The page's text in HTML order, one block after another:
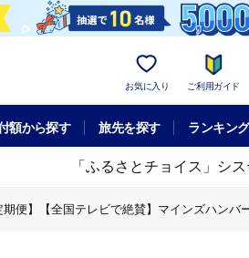
お気に入り ご利用ガイド
額から探す 旅先を探す ランキング
「ふるさとチョイス」シ
期便】【全国テレビで絶賛】マインズハンバ